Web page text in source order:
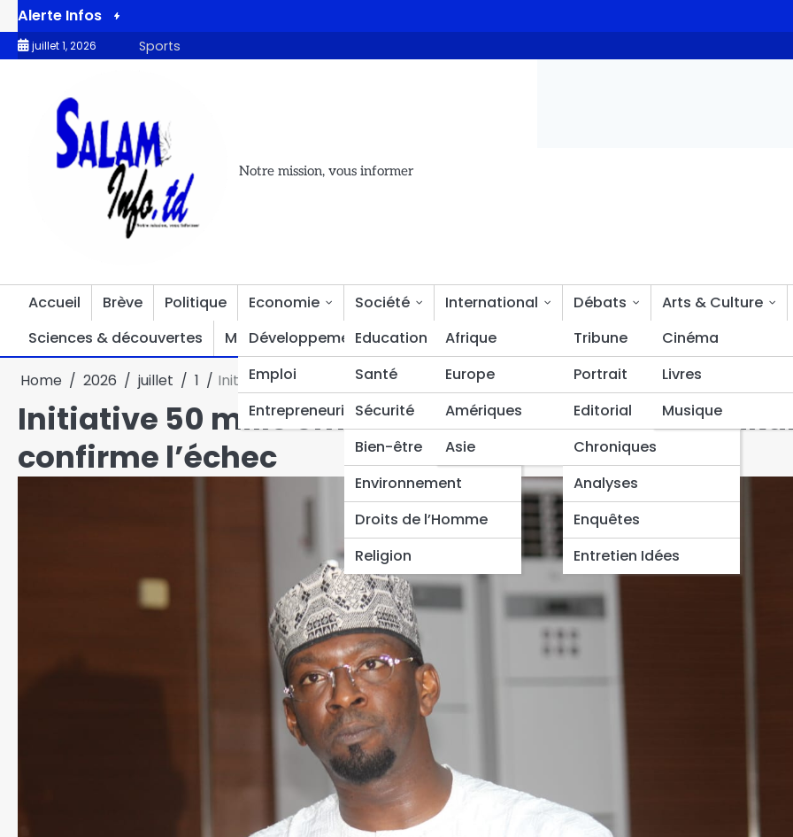
Alerte Infos
du Maréchal à Bassirou Diomaye Faye
juillet 1, 2026 Sports
Notre mission, vous informer
Accueil Brève Politique
Economie
Développement
Emploi
Entrepreneuriat
Société
Education
Santé
Sécurité
Bien-être
Environnement
Droits de l’Homme
Religion
International
Afrique
Europe
Amériques
Asie
Débats
Tribune
Portrait
Editorial
Chroniques
Analyses
Enquêtes
Entretien Idées
Arts & Culture
Cinéma
Livres
Musique
Sciences & découvertes
Multimédia Divers Bien-être
Home 2026 juillet 1 Initiative 50 mille emplois des jeunes : Naïr Abakar confirme l’échec
Initiative 50 mille emplois des jeunes : Naïr
confirme l’échec